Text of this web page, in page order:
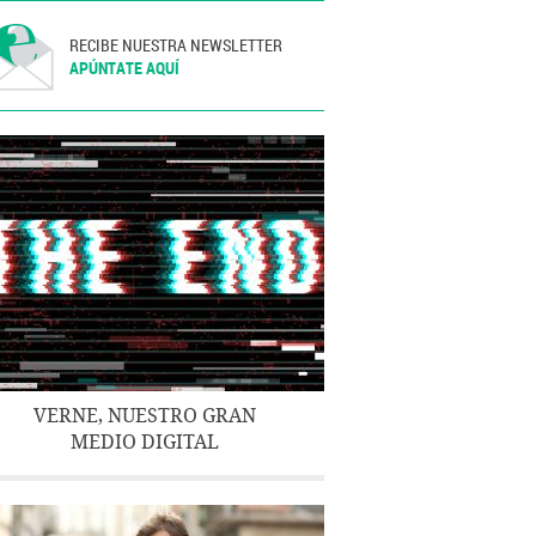
RECIBE NUESTRA NEWSLETTER
APÚNTATE AQUÍ
VERNE, NUESTRO GRAN
MEDIO DIGITAL